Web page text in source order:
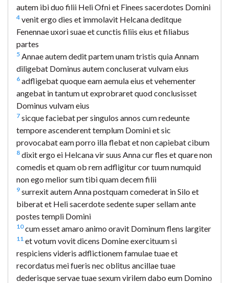
autem ibi duo filii Heli Ofni et Finees sacerdotes Domini
4 venit ergo dies et immolavit Helcana deditque
Fenennae uxori suae et cunctis filiis eius et filiabus
partes
5 Annae autem dedit partem unam tristis quia Annam
diligebat Dominus autem concluserat vulvam eius
6 adfligebat quoque eam aemula eius et vehementer
angebat in tantum ut exprobraret quod conclusisset
Dominus vulvam eius
7 sicque faciebat per singulos annos cum redeunte
tempore ascenderent templum Domini et sic
provocabat eam porro illa flebat et non capiebat cibum
8 dixit ergo ei Helcana vir suus Anna cur fles et quare non
comedis et quam ob rem adfligitur cor tuum numquid
non ego melior sum tibi quam decem filii
9 surrexit autem Anna postquam comederat in Silo et
biberat et Heli sacerdote sedente super sellam ante
postes templi Domini
10cum esset amaro animo oravit Dominum flens largiter
11 et votum vovit dicens Domine exercituum si
respiciens videris adflictionem famulae tuae et
recordatus mei fueris nec oblitus ancillae tuae
dederisque servae tuae sexum virilem dabo eum Domino